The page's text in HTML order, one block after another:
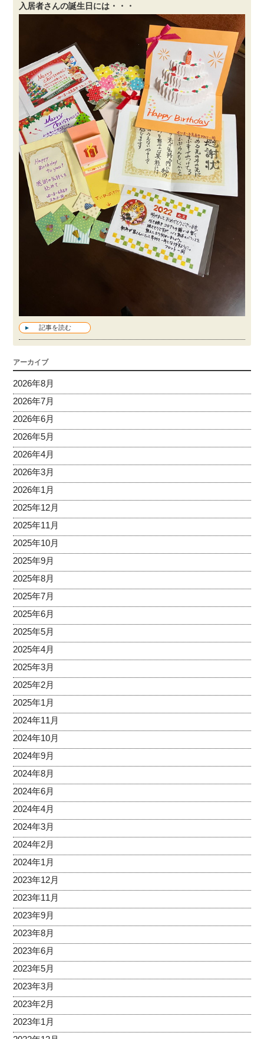
入居者さんの誕生日には・・・
記事を読む
アーカイブ
2026年8月
2026年7月
2026年6月
2026年5月
2026年4月
2026年3月
2026年1月
2025年12月
2025年11月
2025年10月
2025年9月
2025年8月
2025年7月
2025年6月
2025年5月
2025年4月
2025年3月
2025年2月
2025年1月
2024年11月
2024年10月
2024年9月
2024年8月
2024年6月
2024年4月
2024年3月
2024年2月
2024年1月
2023年12月
2023年11月
2023年9月
2023年8月
2023年6月
2023年5月
2023年3月
2023年2月
2023年1月